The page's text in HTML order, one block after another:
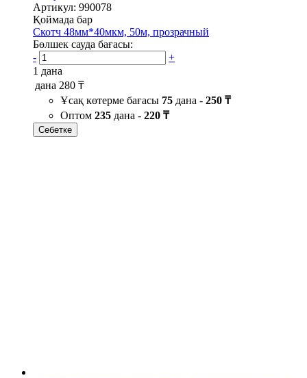
Артикул: 990078
Қоймада бар
Скотч 48мм*40мкм, 50м, прозрачный
Бөлшек сауда бағасы:
-
+
1 дана
дана 280 ₸
Ұсақ көтерме бағасы 75 дана - 250 ₸
Оптом 235 дана - 220 ₸
Себетке